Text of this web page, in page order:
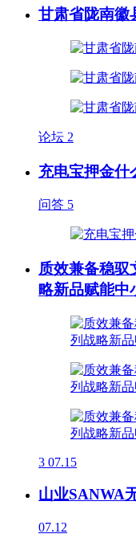
甘肃省陇南徽
论坛 2
充电宝押金什
问答 5
质效兼备稳驭
略新品赋能中
3 07.15
山业SANWA
07.12